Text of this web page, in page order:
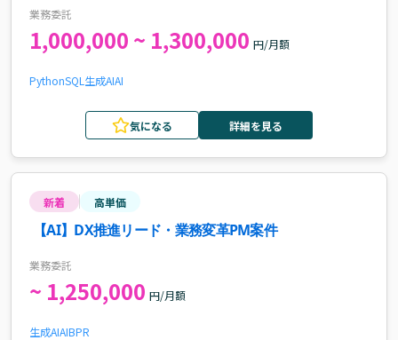
業務委託
1,000,000 ~ 1,300,000 円/月額
PythonSQL 生成AIAI
気になる 詳細を見る
新着 高単価
【AI】DX推進リード・業務変革PM案件
業務委託
~ 1,250,000 円/月額
生成AIAIBPR